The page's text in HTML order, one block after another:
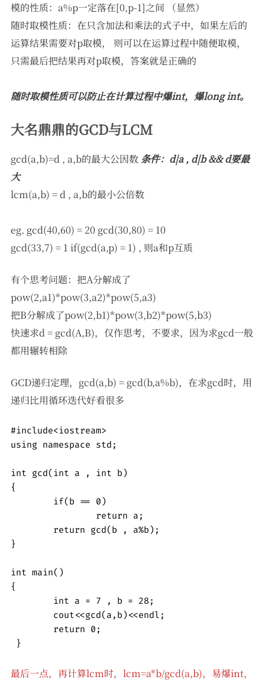
模的性质：a%p一定落在[0,p-1]之间 （显然）
随时取模性质：在只含加法和乘法的式子中，如果左后的
运算结果需要对p取模， 则可以在运算过程中随便取模，
只需最后把结果再对p取模，答案就是正确的
随时取模性质可以防止在计算过程中爆int，爆long int。
大名鼎鼎的GCD与LCM
gcd(a,b)=d , a,b的最大公因数 条件：d|a , d|b && d要最
大
lcm(a,b) = d , a,b的最小公倍数
eg. gcd(40,60) = 20 gcd(30,80) = 10
gcd(33,7) = 1 if(gcd(a,p) = 1) , 则a和p互质
有个思考问题：把A分解成了
pow(2,a1)*pow(3,a2)*pow(5,a3)
把B分解成了pow(2,b1)*pow(3,b2)*pow(5,b3)
快速求d = gcd(A,B)，仅作思考，不要求，因为求gcd一般
都用辗转相除
GCD递归定理，gcd(a,b) = gcd(b,a%b)，在求gcd时，用
递归比用循环迭代好看很多
#include<iostream>
using namespace std;
int gcd(int a , int b)
{
}
int main()
{
}
最后一点，再计算lcm时，lcm=a*b/gcd(a,b)，易爆int，